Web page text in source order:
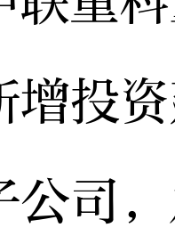
增投
公司